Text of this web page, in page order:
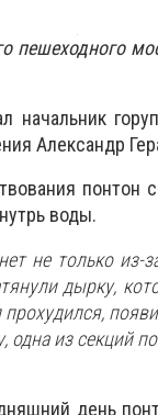
пешеходного
начальник
Александр
понтон
воды.
не только из-
дырку,
из секций
день